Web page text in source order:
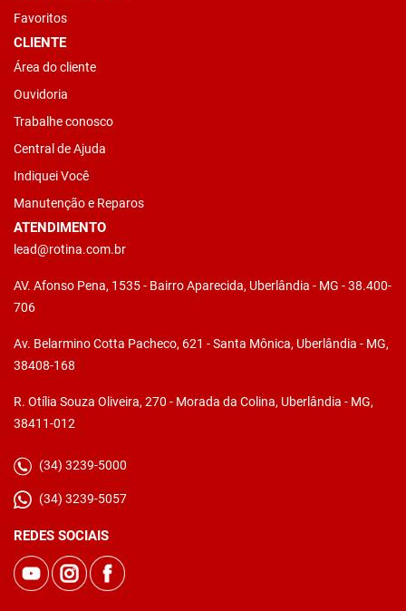
Favoritos
CLIENTE
Área do cliente
Ouvidoria
Trabalhe conosco
Central de Ajuda
Indiquei Você
Manutenção e Reparos
ATENDIMENTO
lead@rotina.com.br
AV. Afonso Pena, 1535 - Bairro Aparecida, Uberlândia - MG - 38.400-
706
Av. Belarmino Cotta Pacheco, 621 - Santa Mônica, Uberlândia - MG,
38408-168
R. Otília Souza Oliveira, 270 - Morada da Colina, Uberlândia - MG,
38411-012
(34) 3239-5000
(34) 3239-5057
REDES SOCIAIS